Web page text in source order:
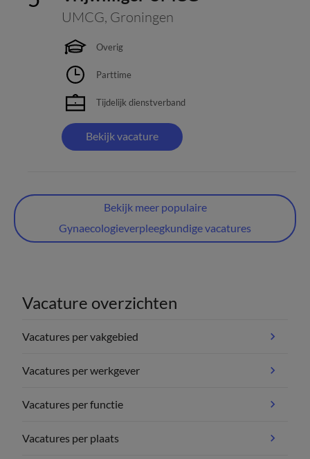
UMCG, Groningen
Overig
Parttime
Tijdelijk dienstverband
Bekijk vacature
Bekijk meer populaire
Gynaecologieverpleegkundige vacatures
Vacature overzichten
Vacatures per vakgebied
Vacatures per werkgever
Vacatures per functie
Vacatures per plaats